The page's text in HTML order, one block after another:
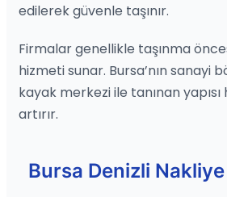
edilerek güvenle taşınır.
Firmalar genellikle taşınma
hizmeti sunar. Bursa’nın sanayi
kayak merkezi ile tanınan
artırır.
Bursa Denizli